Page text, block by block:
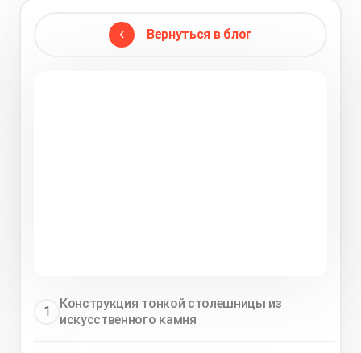
Вернуться в блог
1
Конструкция тонкой столешницы из
искусственного камня